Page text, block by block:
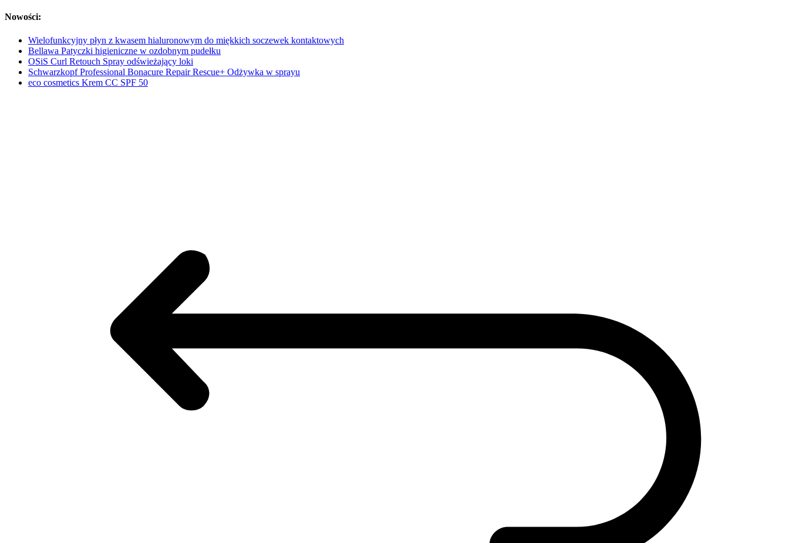
Nowości:
Wielofunkcyjny płyn z kwasem hialuronowym do miękkich soczewek kontaktowych
Bellawa Patyczki higieniczne w ozdobnym pudełku
OSiS Curl Retouch Spray odświeżający loki
Schwarzkopf Professional Bonacure Repair Rescue+ Odżywka w sprayu
eco cosmetics Krem CC SPF 50